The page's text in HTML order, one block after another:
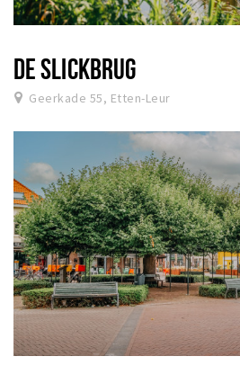
DE SLICKBRUG
Geerkade 55, Etten-Leur